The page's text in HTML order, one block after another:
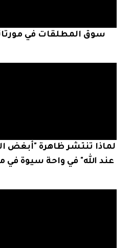
سوق المطلقات في
لماذا تنتشر ظاهرة "أبغض
عند الله" في واحة سيوة في